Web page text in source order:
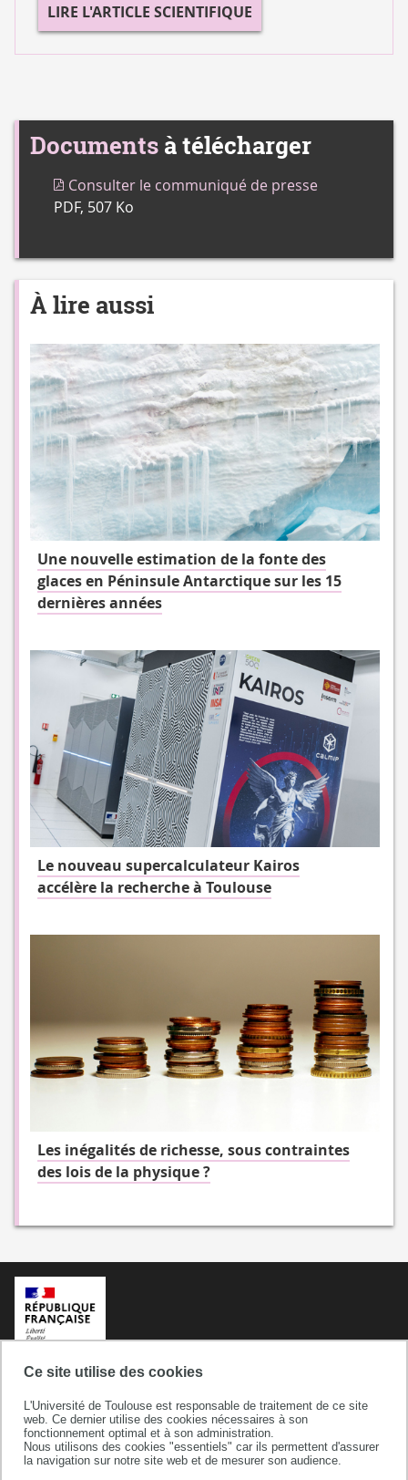
Ce site utilise des cookies
L'Université de Toulouse est responsable de traitement de ce site
web. Ce dernier utilise des cookies nécessaires à son
fonctionnement optimal et à son administration.
Nous utilisons des cookies "essentiels" car ils permettent d'assurer
la navigation sur notre site web et de mesurer son audience.
LIRE L'ARTICLE SCIENTIFIQUE
Documents à télécharger
Consulter le communiqué de presse
PDF, 507 Ko
À lire aussi
Une nouvelle estimation de la fonte des
glaces en Péninsule Antarctique sur les 15
dernières années
Le nouveau supercalculateur Kairos
accélère la recherche à Toulouse
Les inégalités de richesse, sous contraintes
des lois de la physique ?